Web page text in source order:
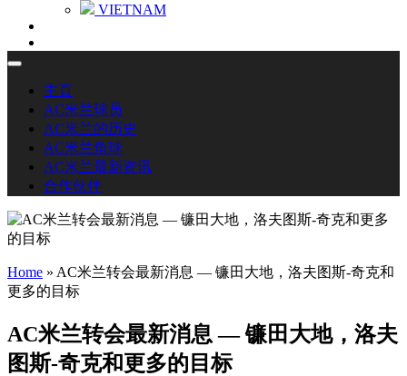
VIETNAM
主頁
AC米兰球员
AC米兰的历史
AC米兰角球
AC米兰最新资讯
合作伙伴
Home » AC米兰转会最新消息 — 镰田大地，洛夫图斯-奇克和
更多的目标
AC米兰转会最新消息 — 镰田大地，洛夫
图斯-奇克和更多的目标